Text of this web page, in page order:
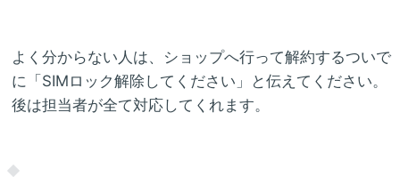
よく分からない人は、ショップへ行って解約するついで
に「SIMロック解除してください」と伝えてください。
後は担当者が全て対応してくれます。